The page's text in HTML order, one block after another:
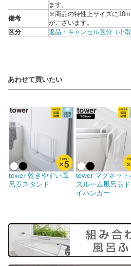
ます。
備考
※商品の特性上サイズに
がございます。
区分
返品・キャンセル区分（小型
あわせて買いたい
tower 乾きやすい風
呂蓋スタンド
tower マグネット
スルーム風呂蓋ド
イハンガー